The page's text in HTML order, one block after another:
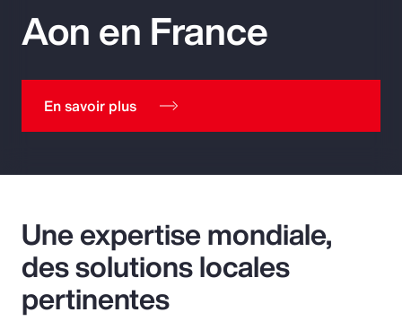
Aon en France
En savoir plus
Une expertise mondiale,
des solutions locales
pertinentes